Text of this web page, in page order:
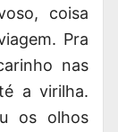
coisa
Pra
nas
a virilha.
os olhos